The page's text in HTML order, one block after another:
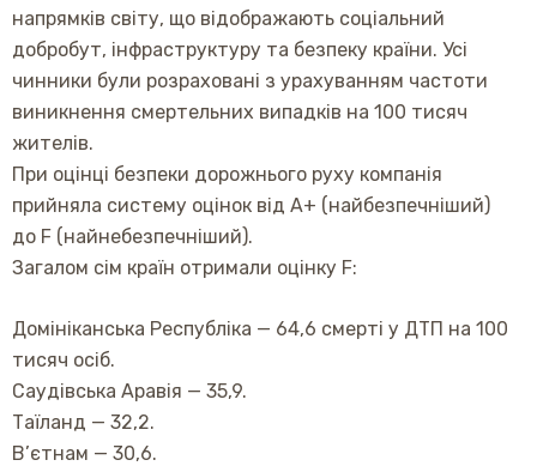
напрямків світу, що відображають соціальний
добробут, інфраструктуру та безпеку країни. Усі
чинники були розраховані з урахуванням частоти
виникнення смертельних випадків на 100 тисяч
жителів.
При оцінці безпеки дорожнього руху компанія
прийняла систему оцінок від A+ (найбезпечніший)
до F (найнебезпечніший).
Загалом сім країн отримали оцінку F:
Домініканська Республіка — 64,6 смерті у ДТП на 100
тисяч осіб.
Саудівська Аравія — 35,9.
Таїланд — 32,2.
В’єтнам — 30,6.